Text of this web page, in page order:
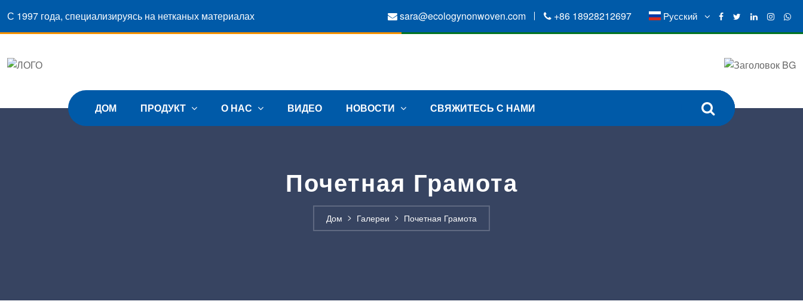
С 1997 года, специализируясь на нетканых материалах sara@ecologynonwoven.com +86 18928212697 Pусский
ДОМ ПРОДУКТ О НАС ВИДЕО НОВОСТИ СВЯЖИТЕСЬ С НАМИ
Почетная Грамота
Дом Галереи Почетная Грамота